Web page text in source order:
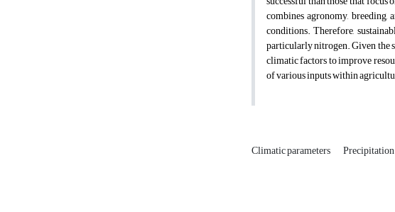
combines agronomy,
conditions. Therefore,
particularly nitrogen. Given the
climatic factors to improve
of various inputs within
Climatic parameters Precipitation